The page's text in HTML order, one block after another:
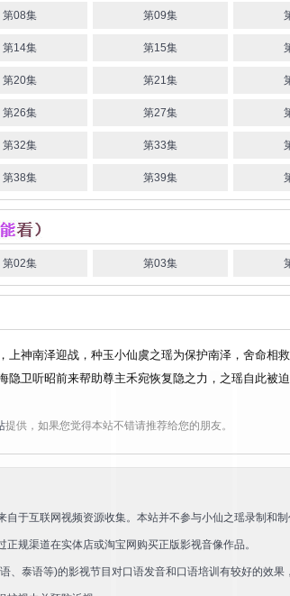
第08集 第09集
第14集 第15集
第20集 第21集
第26集 第27集
第32集 第33集
第38集 第39集
第02集 第03集
上神南泽迎战，种玉小仙虞之瑶为保护南泽，舍命相
隐卫听昭前来帮助尊主禾宛恢复隐之力，之瑶自此
提供，如果您觉得本站不错请推荐给您的朋友。
自于互联网视频资源收集。本站并不参与小仙之瑶录制和制
规渠道在实体店或淘宝网购买正版影视音像作品。
、泰语等)的影视节目对口语发音和口语培训有较好的效果